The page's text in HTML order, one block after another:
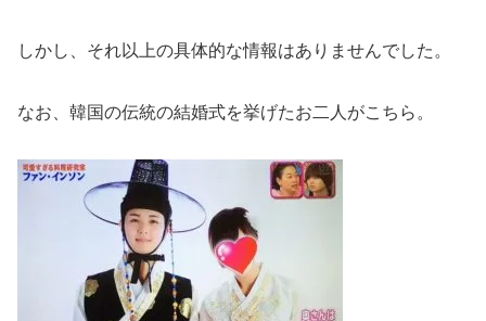
しかし、それ以上の具体的な情報はありませんでした。
なお、韓国の伝統の結婚式を挙げたお二人がこちら。